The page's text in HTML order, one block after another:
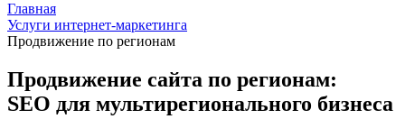
Главная
Услуги интернет-маркетинга
Продвижение по регионам
Продвижение сайта по регионам:
SEO для мультирегионального бизнеса